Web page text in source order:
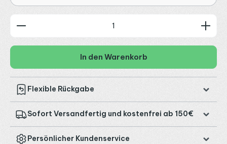
Produkt Anzahl: Gib den gewünschten Wert ein
In den Warenkorb
Flexible Rückgabe
Sofort Versandfertig und kostenfrei ab 150€
Persönlicher Kundenservice